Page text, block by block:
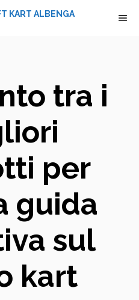
tra i
per
guida
sul
kart